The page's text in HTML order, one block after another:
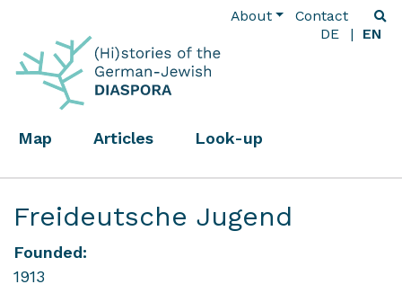
About
Contact
DE
EN
Map Articles Look-up
Freideutsche Jugend
Founded:
1913